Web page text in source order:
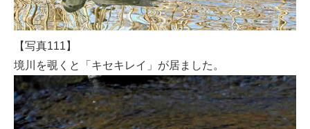
【写真111】
境川を覗くと「キセキレイ」が居ました。